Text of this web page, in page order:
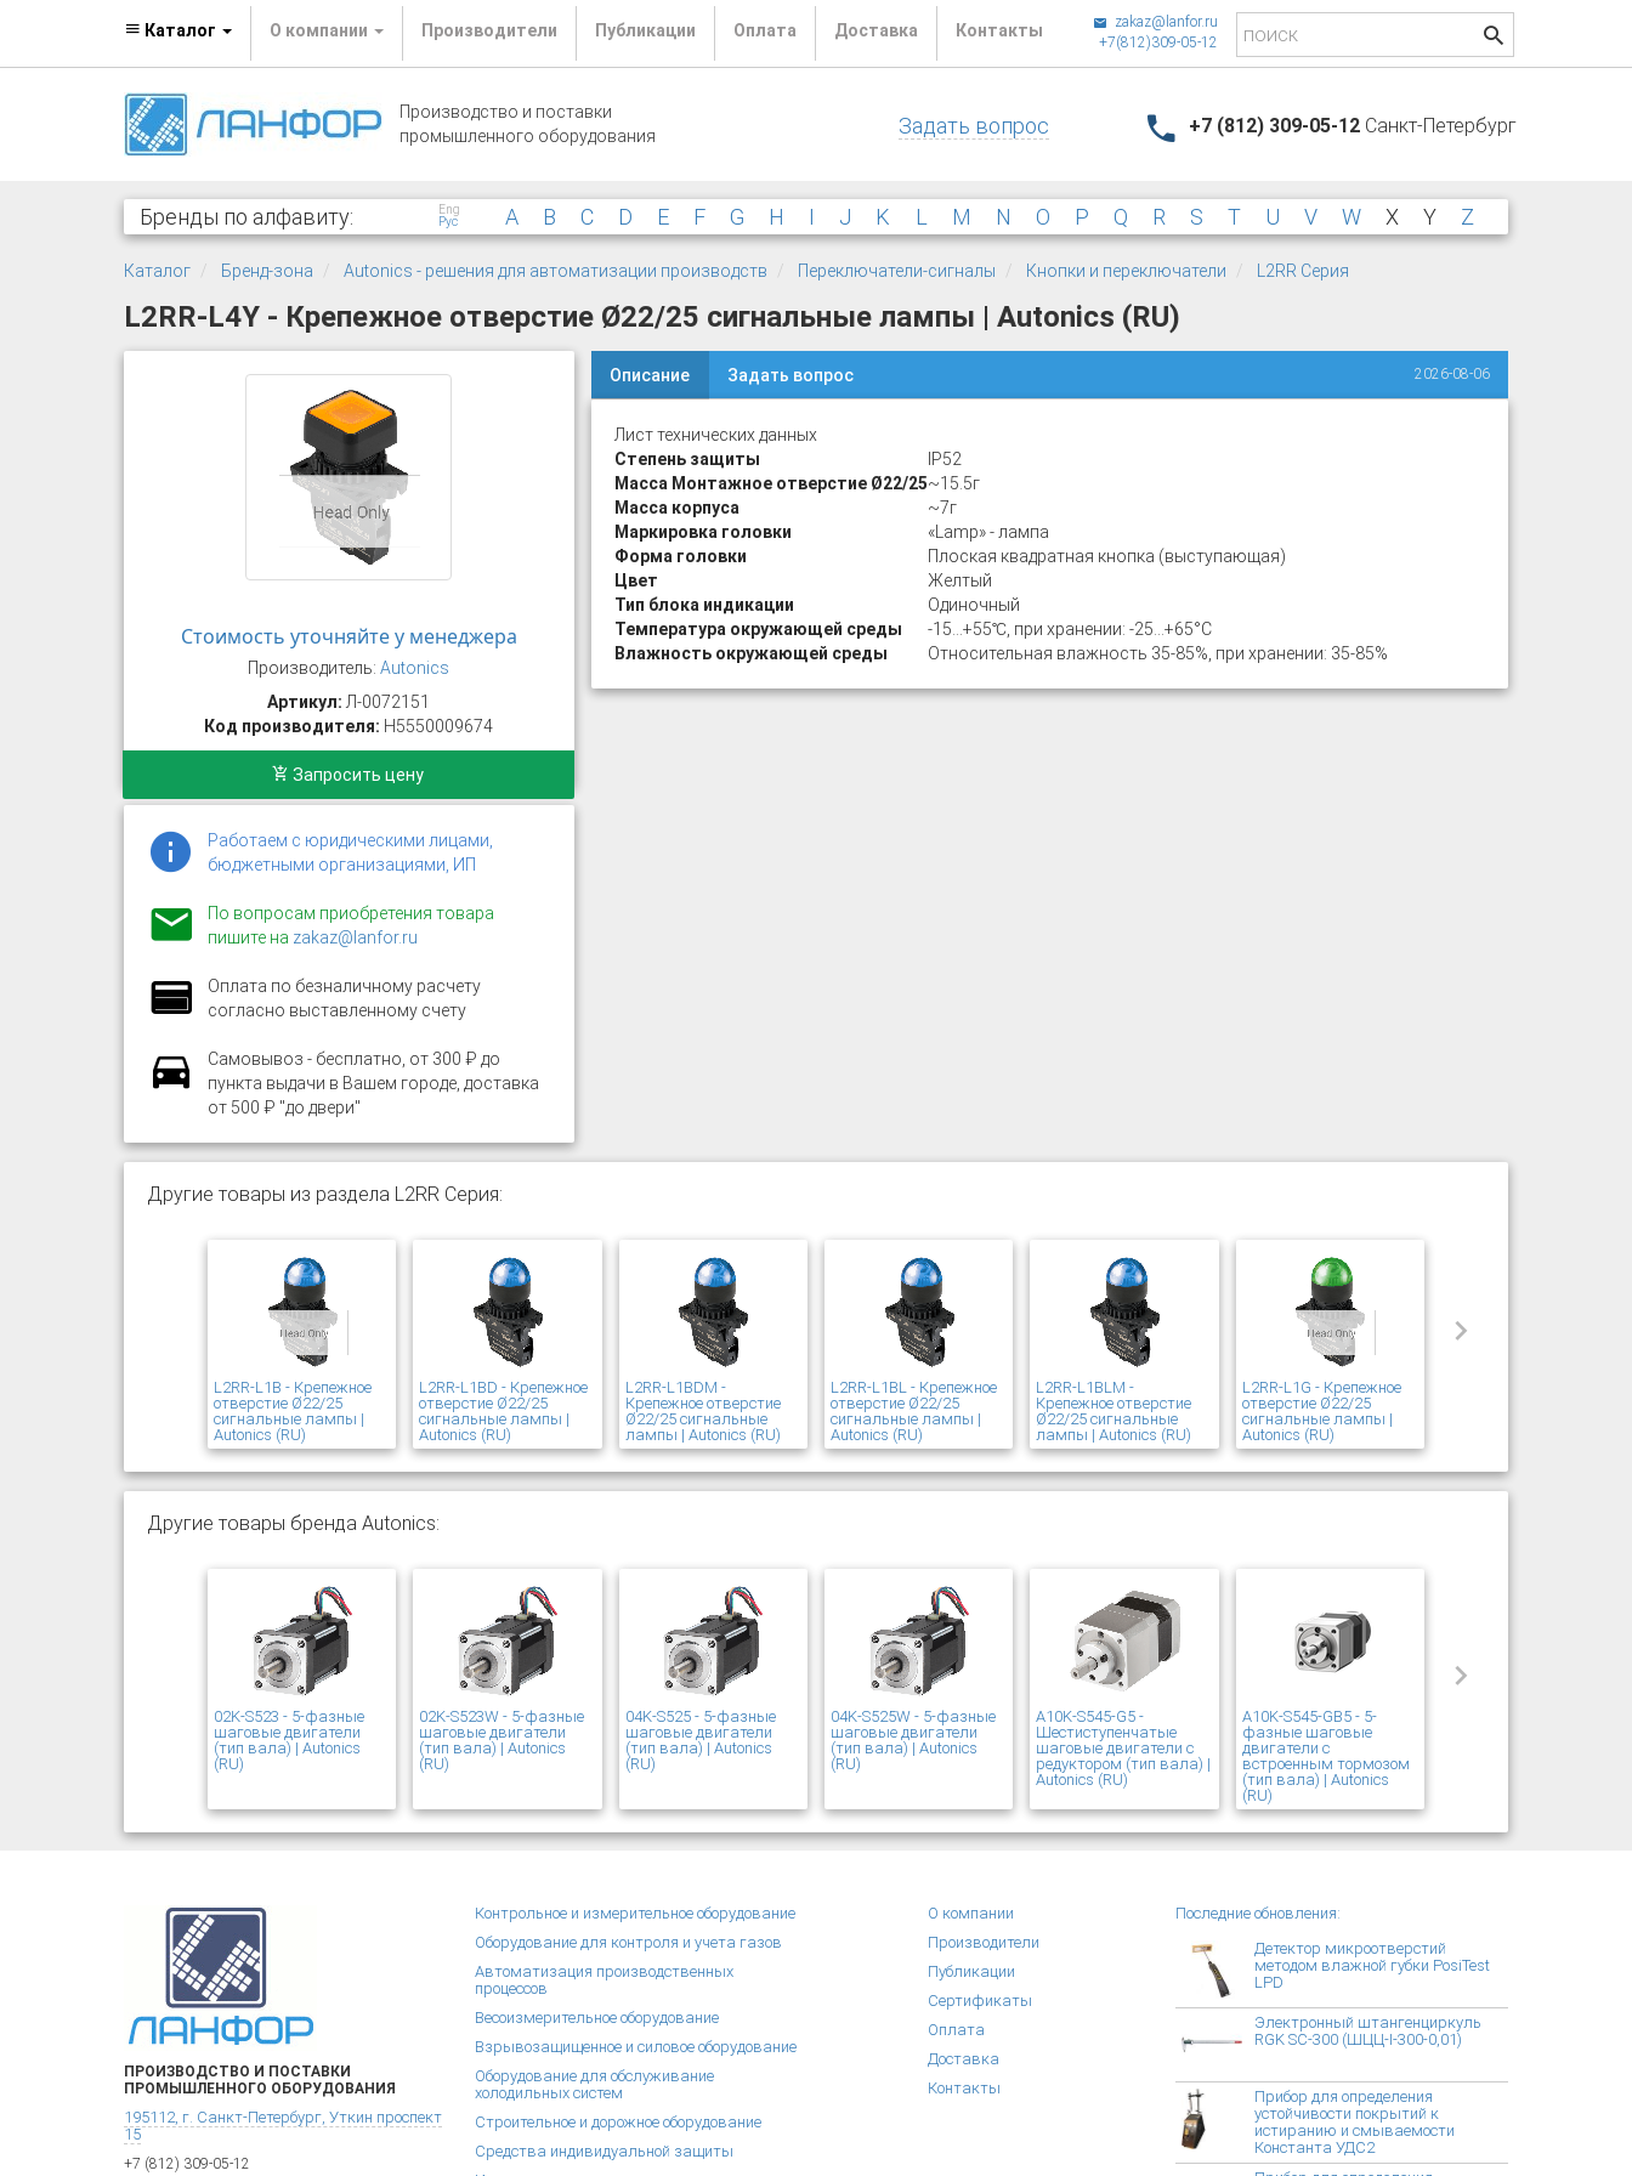
Каталог О компании Производители Публикации Оплата Доставка Контакты
zakaz@lanfor.ru
+7(812)309-05-12
Производство и поставки
промышленного оборудования
Задать вопрос +7 (812) 309-05-12 Санкт-Петербург
Бренды по алфавиту:
Eng
Рус
A B C D E F G H I J K L M N O P Q R S T U VW X Y Z
Каталог Бренд-зона Autonics - решения для автоматизации производств Переключатели-сигналы Кнопки и переключатели L2RR Серия
L2RR-L4Y - Крепежное отверстие Ø22/25 сигнальные лампы | Autonics (RU)
Стоимость уточняйте у менеджера
Производитель:Autonics
Артикул: Л-0072151
Код производителя: H5550009674
Запросить цену
Работаем с юридическими лицами,
бюджетными организациями, ИП
По вопросам приобретения товара
пишите на zakaz@lanfor.ru
Оплата по безналичному расчету
согласно выставленному счету
Самовывоз - бесплатно, от 300 ₽ до
пункта выдачи в Вашем городе, доставка
от 500 ₽ "до двери"
Описание Задать вопрос 2026-08-06
Лист технических данных
Степень защиты
IP52
Масса Монтажное отверстие Ø22/25~15.5г
Масса корпуса
~7г
Маркировка головки
«Lamp» - лампа
Форма головки
Плоская квадратная кнопка (выступающая)
Цвет
Желтый
Тип блока индикации
Одиночный
Температура окружающей среды
-15…+55℃, при хранении: -25…+65°С
Влажность окружающей среды
Относительная влажность 35-85%, при хранении: 35-85%
Другие товары из раздела L2RR Серия:
L2RR-L1B - Крепежное
отверстие Ø22/25
сигнальные лампы |
Autonics (RU)
L2RR-L1BD - Крепежное
отверстие Ø22/25
сигнальные лампы |
Autonics (RU)
L2RR-L1BDM -
Крепежное отверстие
Ø22/25 сигнальные
лампы | Autonics (RU)
L2RR-L1BL - Крепежное
отверстие Ø22/25
сигнальные лампы |
Autonics (RU)
L2RR-L1BLM -
Крепежное отверстие
Ø22/25 сигнальные
лампы | Autonics (RU)
L2RR-L1G - Крепежное
отверстие Ø22/25
сигнальные лампы |
Autonics (RU)
Другие товары бренда Autonics:
02K-S523 - 5-фазные
шаговые двигатели
(тип вала) | Autonics
(RU)
02K-S523W - 5-фазные
шаговые двигатели
(тип вала) | Autonics
(RU)
04K-S525 - 5-фазные
шаговые двигатели
(тип вала) | Autonics
(RU)
04K-S525W - 5-фазные
шаговые двигатели
(тип вала) | Autonics
(RU)
A10K-S545-G5 -
Шестиступенчатые
шаговые двигатели с
редуктором (тип вала) |
Autonics (RU)
A10K-S545-GB5 - 5-
фазные шаговые
двигатели с
встроенным тормозом
(тип вала) | Autonics
(RU)
ПРОИЗВОДСТВО И ПОСТАВКИ
ПРОМЫШЛЕННОГО ОБОРУДОВАНИЯ
195112, г. Санкт-Петербург, Уткин проспект
15
+7 (812) 309-05-12
Контрольное и измерительное оборудование
Оборудование для контроля и учета газов
Автоматизация производственных
процессов
Весоизмерительное оборудование
Взрывозащищенное и силовое оборудование
Оборудование для обслуживание
холодильных систем
Строительное и дорожное оборудование
Средства индивидуальной защиты
О компании
Производители
Публикации
Сертификаты
Оплата
Доставка
Контакты
Последние обновления:
Детектор микроотверстий
методом влажной губки PosiTest
LPD
Электронный штангенциркуль
RGK SC-300 (ШЦЦ-I-300-0,01)
Прибор для определения
устойчивости покрытий к
истиранию и смываемости
Константа УДС2